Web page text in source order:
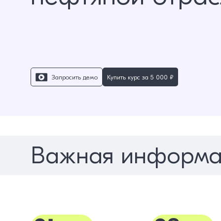
Запросить демо Купить курс за 5 000 ₽
Важная